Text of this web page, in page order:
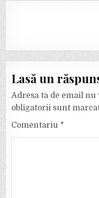
Lasă un
Adresa ta de email nu
obligatorii sunt
Comentariu *